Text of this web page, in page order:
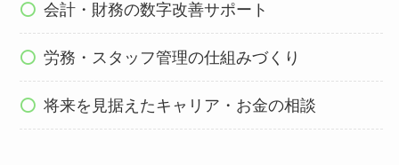
会計・財務の数字改善サポート
労務・スタッフ管理の仕組みづくり
将来を見据えたキャリア・お金の相談